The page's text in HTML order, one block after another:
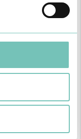
que existe uma equipa
eventualidade.
fundamentais
de competências
Estas práticas
contextos mais